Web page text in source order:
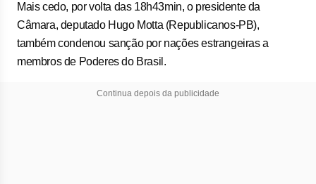
Mais cedo, por volta das 18h43min, o presidente da
Câmara, deputado Hugo Motta (Republicanos-PB),
também condenou sanção por nações estrangeiras a
membros de Poderes do Brasil.
Continua depois da publicidade